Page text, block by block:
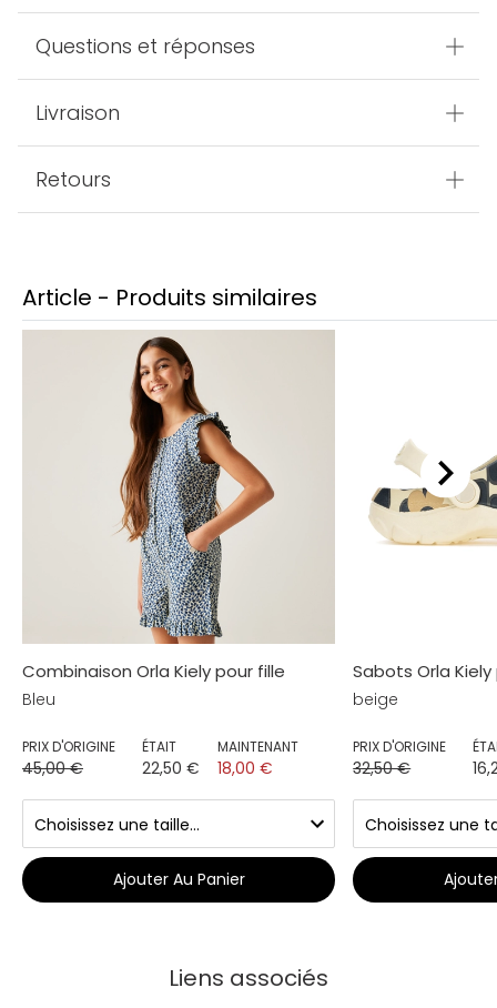
Questions et réponses
Livraison
Retours
Article - Produits similaires
Combinaison Orla Kiely pour fille
Bleu
PRIX D'ORIGINE
45,00 €
ÉTAIT
22,50 €
MAINTENANT
18,00 €
Ajouter Au Panier
Sabots Orla
beige
PRIX D'ORIGINE
32,50 €
Liens associés